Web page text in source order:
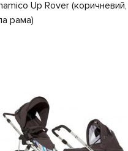
Up Rover (коричневий,
рама)